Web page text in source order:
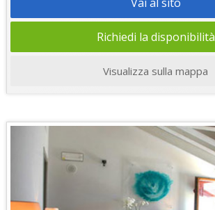
Richiedi la disponibilità
Visualizza sulla mappa